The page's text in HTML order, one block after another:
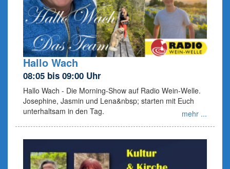
Hallo Wach
08:05 bis 09:00 Uhr
Hallo Wach - Die Morning-Show auf Radio Wein-Welle.
Josephine, Jasmin und Lena&nbsp; starten mit Euch
unterhaltsam in den Tag.
mehr ...